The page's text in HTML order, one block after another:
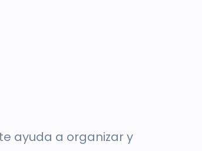
ayuda a organizar y